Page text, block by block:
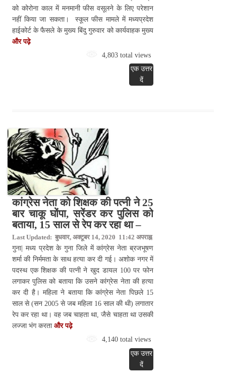
को कोरोना काल में मनमानी फीस वसूलने के लिए परेशान
नहीं किया जा सकता। स्कूल फीस मामले में मध्यप्रदेश
हाईकोर्ट के फैसले के मुख्य बिंदु गुरुवार को कार्यवाहक मुख्य
और पढ़े
4,803 total views
एक उत्तर
दें
कांग्रेस नेता को शिक्षक की पत्नी ने 25
बार चाकू घोंपा, सरेंडर कर पुलिस को
बताया, 15 साल से रेप कर रहा था –
Last Updated: बुधवार, अक्टूबर 14, 2020 11:42 अपराह्न
गुना| मध्य प्रदेश के गुना जिले में कांग्रेस नेता ब्रजभूषण
शर्मा की निर्ममता के साथ हत्या कर दी गई। अशोक नगर में
पदस्थ एक शिक्षक की पत्नी ने खुद डायल 100 पर फोन
लगाकर पुलिस को बताया कि उसने कांग्रेस नेता की हत्या
कर दी है। महिला ने बताया कि कांग्रेस नेता पिछले 15
साल से (सन 2005 से जब महिला 16 साल की थी) लगातार
रेप कर रहा था। वह जब चाहता था, जैसे चाहता था उसकी
लज्जा भंग करता और पढ़े
4,140 total views
एक उत्तर
दें